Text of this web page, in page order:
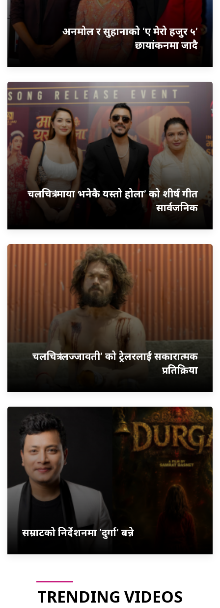
अनमोल र सुहानाको ‘ए मेरो हजुर ५’
छायांकनमा जादै
चलचित्र ‘माया भनेकै यस्तो होला’ को शीर्ष गीत
सार्वजनिक
चलचित्र ‘लज्जावती’ को ट्रेलरलाई सकारात्मक
प्रतिक्रिया
सम्राटको निर्देशनमा ‘दुर्गा’ बन्ने
TRENDING VIDEOS